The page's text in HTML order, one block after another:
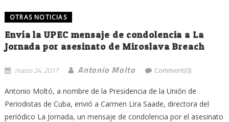
OTRAS NOTICIAS
Envía la UPEC mensaje de condolencia a La
Jornada por asesinato de Miroslava Breach
marzo 24, 2017 Antonio Molto Comment(0)
Antonio Moltó, a nombre de la Presidencia de la Unión de
Periodistas de Cuba, envió a Carmen Lira Saade, directora del
periódico La Jornada, un mensaje de condolencia por el asesinato